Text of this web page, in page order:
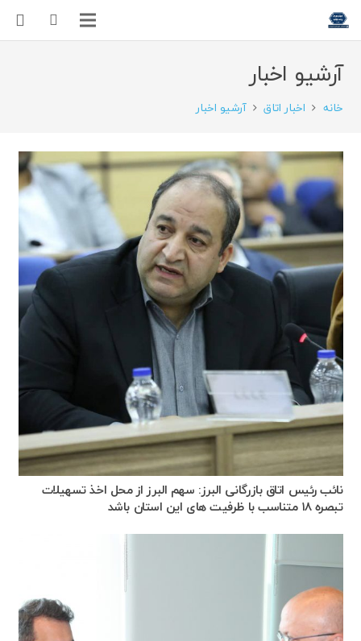
آرشیو اخبار
خانه اخبار اتاق آرشیو اخبار
نائب رئیس اتاق بازرگانی البرز: سهم البرز از محل اخذ تسهیلات
تبصره ۱۸ متناسب با ظرفیت های این استان باشد